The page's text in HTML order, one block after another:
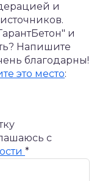
и
и
Напишите
благодарны!
это место:
c
*